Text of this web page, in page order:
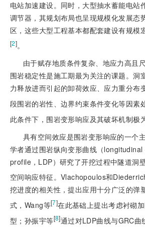
电站加速建设。同时，大型抽水蓄能电站
调节器，其规划布局也呈现规模化发展态
区，这些大型工程基本都配套建设有规模
[2]。
由于赋存地质条件复杂、地应力高且
围岩稳定性是施工期最为关注的课题。洞
力释放进而引起的卸荷效应、应力重分布
段围岩的岩性、边界约束条件变化等因素
此条件下，围岩变形响应及其破坏机制极
具有空间效应是围岩变形响应的一个
学者通过围岩纵向变形曲线（
profile，LDP）研究了开挖过程中隧道洞
空间响应特征。Vlachopoulos和
挖进度的相关性，提出应用十分广泛的弹
式，Wang等[7]在此基础上提出考虑衬砌
型；孙振宇等[8]通过对LDP曲线与GRC曲